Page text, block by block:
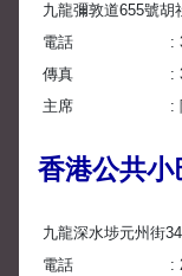
九龍彌敦道655號胡
電話
傳真
主席
香港公共
九龍深水埗元州街
電話